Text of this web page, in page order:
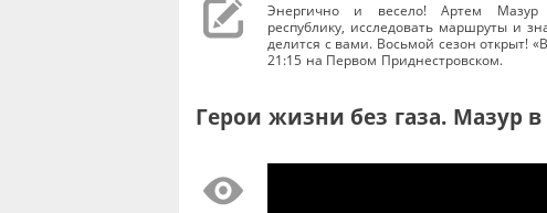
Энергично и весело! Артем Мазур
республику, исследовать маршруты и
делится с вами. Восьмой сезон открыт!
21:15 на Первом Приднестровском.
Герои жизни без газа. Мазур